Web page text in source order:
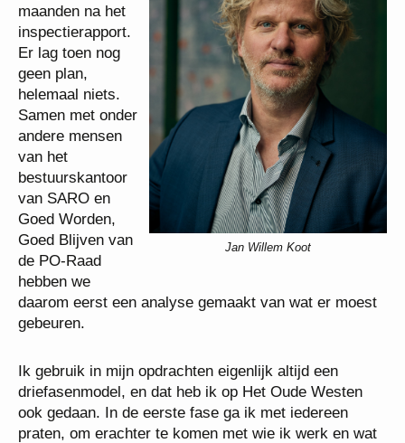
Jan Willem Koot
maanden na het
inspectierapport.
Er lag toen nog
geen plan,
helemaal niets.
Samen met onder
andere mensen
van het
bestuurskantoor
van SARO en
Goed Worden,
Goed Blijven van
de PO-Raad
hebben we
daarom eerst een analyse gemaakt van wat er moest
gebeuren.
Ik gebruik in mijn opdrachten eigenlijk altijd een
driefasenmodel, en dat heb ik op Het Oude Westen
ook gedaan. In de eerste fase ga ik met iedereen
praten, om erachter te komen met wie ik werk en wat